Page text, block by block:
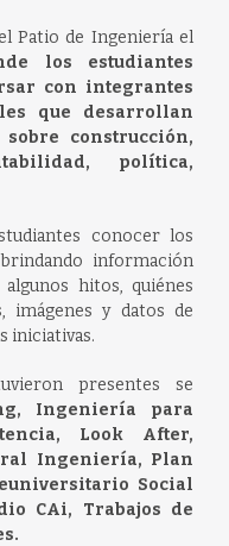
Patio de Ingeniería el
los estudiantes
con integrantes
que desarrollan
construcción,
política,
conocer los
información
hitos, quiénes
imágenes y datos de
iniciativas.
presentes se
Ingeniería para
Look After,
Ingeniería, Plan
Social
CAi, Trabajos de